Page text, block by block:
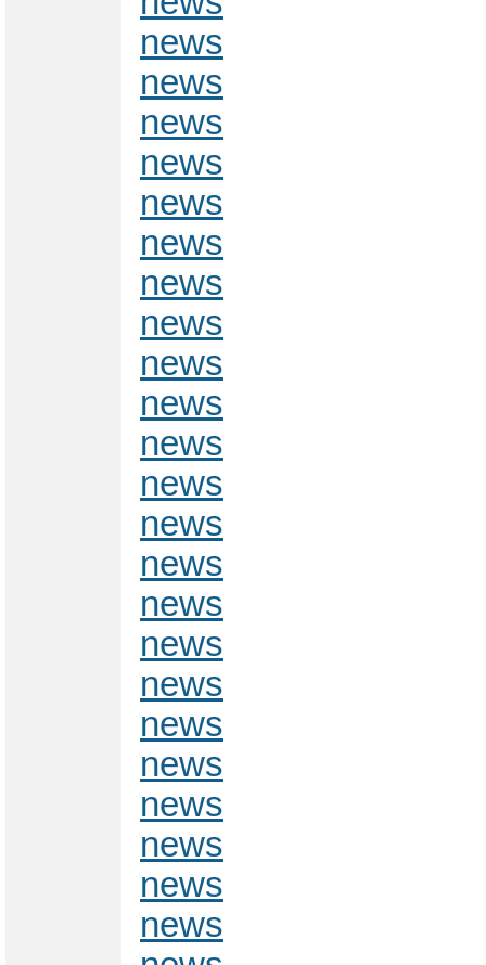
news
news
news
news
news
news
news
news
news
news
news
news
news
news
news
news
news
news
news
news
news
news
news